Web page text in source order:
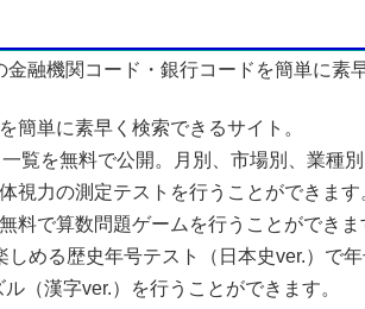
金融機関コード・銀行コードを簡単に素
簡単に素早く検索できるサイト。
覧を無料で公開。月別、市場別、業種別
視力の測定テストを行うことができます
料で算数問題ゲームを行うことができま
しめる歴史年号テスト（日本史ver.）で年
（漢字ver.）を行うことができます。